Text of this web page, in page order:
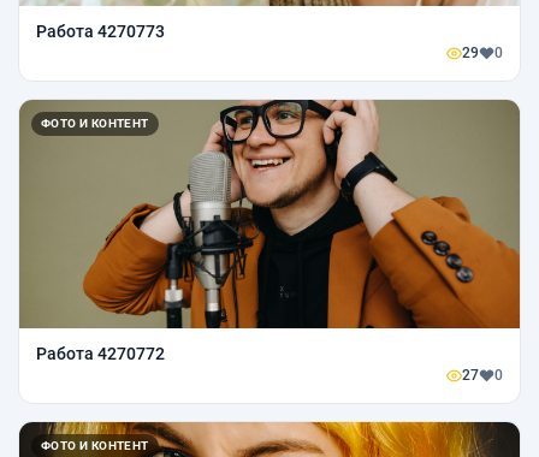
Работа 4270773
29 0
ФОТО И КОНТЕНТ
Работа 4270772
27 0
ФОТО И КОНТЕНТ